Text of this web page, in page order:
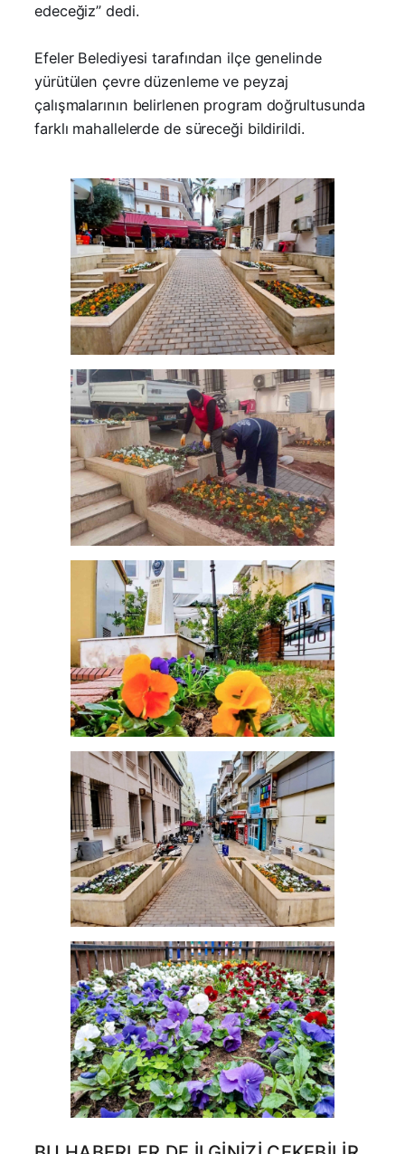
edeceğiz” dedi.
Efeler Belediyesi tarafından ilçe genelinde
yürütülen çevre düzenleme ve peyzaj
çalışmalarının belirlenen program doğrultusunda
farklı mahallelerde de süreceği bildirildi.